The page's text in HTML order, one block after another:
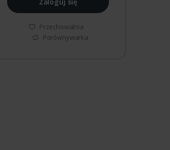
Przechowalnia
Porównywarka